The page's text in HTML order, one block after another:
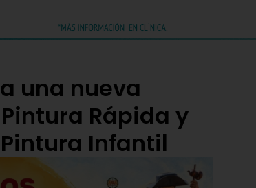
una nueva
Rápida y
Infantil